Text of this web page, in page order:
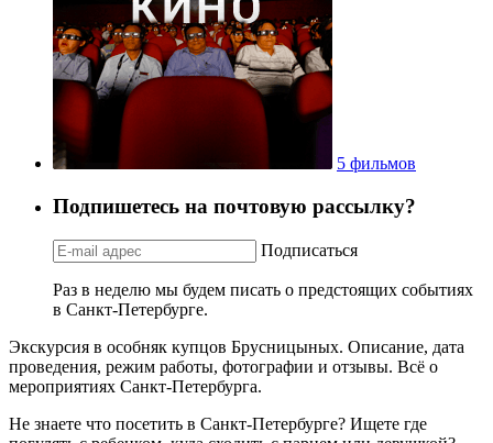
5 фильмов
Подпишетесь на почтовую рассылку?
Подписаться
Раз в неделю мы будем писать о предстоящих событиях
в Санкт-Петербурге.
Экскурсия в особняк купцов Брусницыных. Описание, дата
проведения, режим работы, фотографии и отзывы. Всё о
мероприятиях Санкт-Петербурга.
Не знаете что посетить в Санкт-Петербурге? Ищете где